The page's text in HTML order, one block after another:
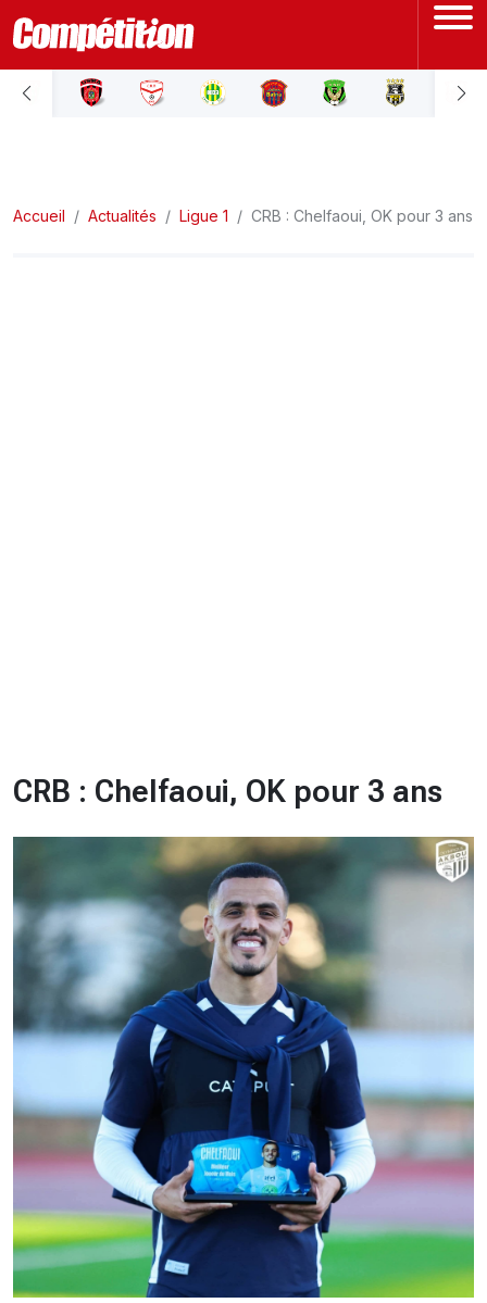
ACCUEIL
LIGUE 2
Accueil Actualités Ligue 1 CRB : Chelfaoui, OK pour 3 ans
CRB : Chelfaoui, OK pour 3 ans